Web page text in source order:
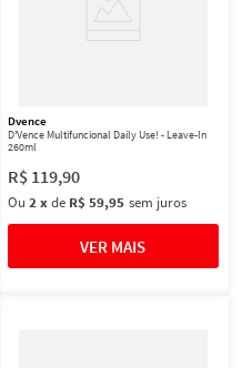
Dvence
D'Vence Multifuncional Daily Use! - Leave-In
260ml
R$ 119,90
Ou 2 xde R$ 59,95 sem juros